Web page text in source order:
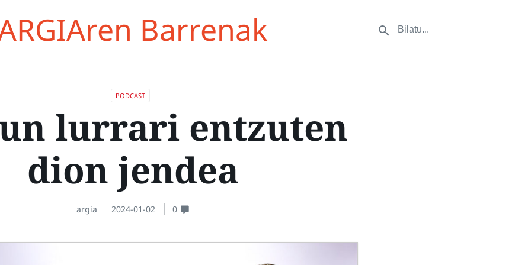
Barrenak
PODCAST
lurrari entzuten
dion jendea
argia 2024-01-02 0